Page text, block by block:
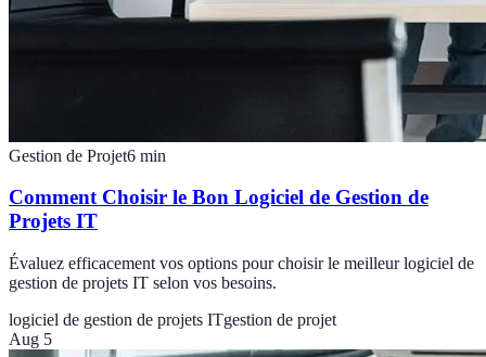
Gestion de Projet6 min
Comment Choisir le Bon Logiciel de Gestion de
Projets IT
Évaluez efficacement vos options pour choisir le meilleur logiciel de
gestion de projets IT selon vos besoins.
logiciel de gestion de projets ITgestion de projet
Aug 5